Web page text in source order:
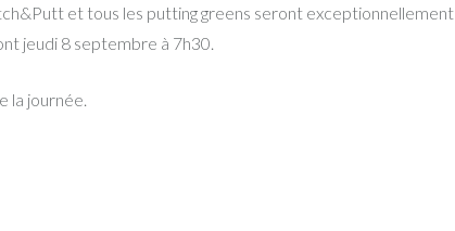
et tous les putting greens seront exceptionnellement
jeudi 8 septembre à 7h30.
la journée.